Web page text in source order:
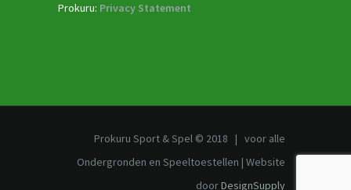
Prokuru: Privacy Statement
Prokuru Sport & Spel © 2018 | voor alle
Ondergronden en Speeltoestellen | Website
doorDesignSupply